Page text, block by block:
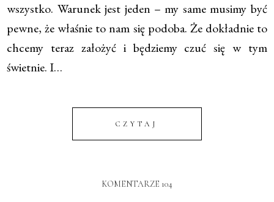
wszystko. Warunek jest jeden – my same musimy być
pewne, że właśnie to nam się podoba. Że dokładnie to
chcemy teraz założyć i będziemy czuć się w tym
świetnie. I…
CZYTAJ
KOMENTARZE 104